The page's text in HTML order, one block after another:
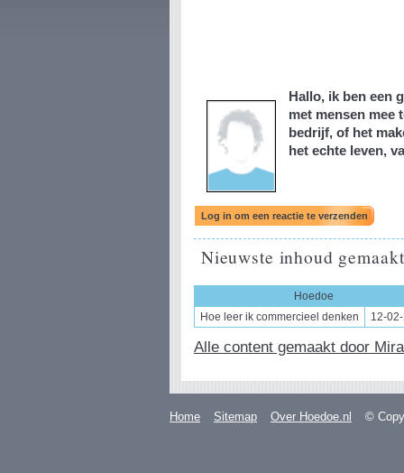
Hallo, ik ben een
met mensen mee
bedrijf, of het
het echte leven,
Nieuwste inhoud
Hoedoe
Hoe leer ik commercieel denken
12-
Alle content gemaakt door
Home Sitemap Over Hoedoe.nl ©